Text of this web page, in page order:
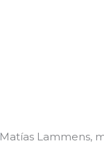
Matías Lammens,